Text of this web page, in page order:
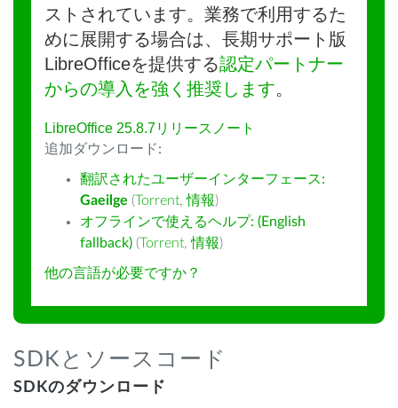
ストされています。業務で利用するた
めに展開する場合は、長期サポート版
LibreOfficeを提供する認定パートナー
からの導入を強く推奨します。
LibreOffice 25.8.7リリースノート
追加ダウンロード:
翻訳されたユーザーインターフェース:
Gaeilge (Torrent,情報)
オフラインで使えるヘルプ: (English
fallback) (Torrent,情報)
他の言語が必要ですか？
SDKとソースコード
SDKのダウンロード